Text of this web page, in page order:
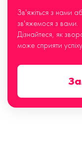
Зв'яжіться з нами
зв'яжемося з вами.
Дізнайтеся, як
може сприяти